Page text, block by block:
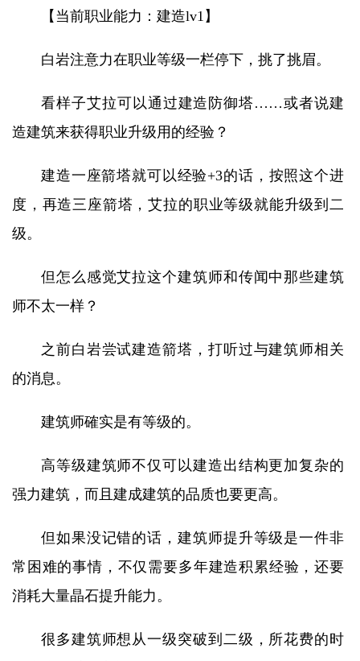
【当前职业能力：建造lv1】
白岩注意力在职业等级一栏停下，挑了挑眉。
看样子艾拉可以通过建造防御塔……或者说建
造建筑来获得职业升级用的经验？
建造一座箭塔就可以经验+3的话，按照这个进
度，再造三座箭塔，艾拉的职业等级就能升级到二
级。
但怎么感觉艾拉这个建筑师和传闻中那些建筑
师不太一样？
之前白岩尝试建造箭塔，打听过与建筑师相关
的消息。
建筑师確实是有等级的。
高等级建筑师不仅可以建造出结构更加复杂的
强力建筑，而且建成建筑的品质也要更高。
但如果没记错的话，建筑师提升等级是一件非
常困难的事情，不仅需要多年建造积累经验，还要
消耗大量晶石提升能力。
很多建筑师想从一级突破到二级，所花费的时